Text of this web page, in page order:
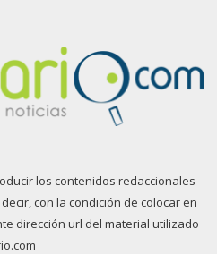
los contenidos redaccionales
con la condición de colocar en
dirección url del material utilizado